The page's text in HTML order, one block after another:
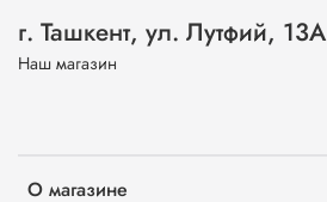
О магазине
г. Ташкент, ул. Лутфий, 13А
Наш магазин